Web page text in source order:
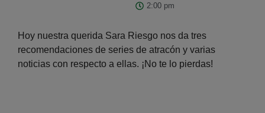
2:00 pm
Hoy nuestra querida Sara Riesgo nos da tres
recomendaciones de series de atracón y varias
noticias con respecto a ellas. ¡No te lo pierdas!